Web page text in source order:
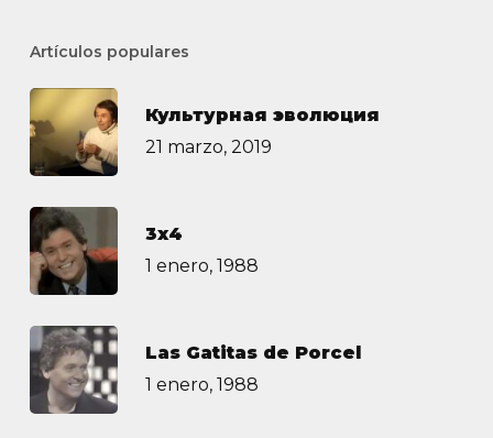
Artículos populares
Культурная эволюция
21 marzo, 2019
3х4
1 enero, 1988
Las Gatitas de Porcel
1 enero, 1988